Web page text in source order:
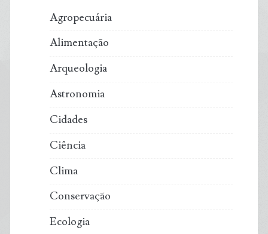
Agropecuária
Alimentação
Arqueologia
Astronomia
Cidades
Ciência
Clima
Conservação
Ecologia